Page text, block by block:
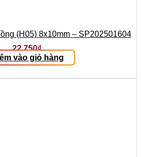
(H05) 8x10mm – SP202501604
22.750₫
vào giỏ hàng